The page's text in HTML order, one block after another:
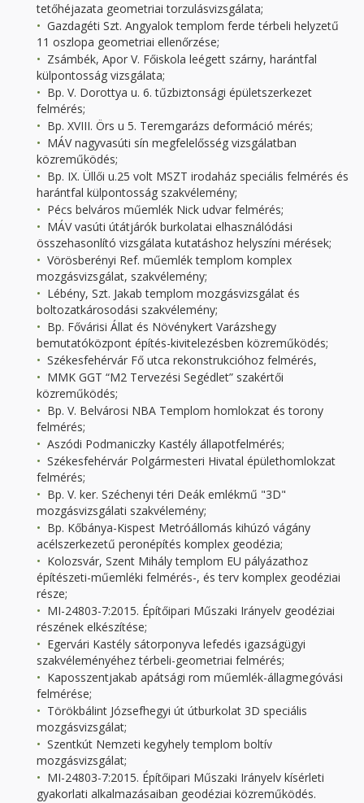
tetőhéjazata geometriai torzulásvizsgálata;
Gazdagéti Szt. Angyalok templom ferde térbeli helyzetű
11 oszlopa geometriai ellenőrzése;
Zsámbék, Apor V. Főiskola leégett szárny, harántfal
külpontosság vizsgálata;
Bp. V. Dorottya u. 6. tűzbiztonsági épületszerkezet
felmérés;
Bp. XVIII. Örs u 5. Teremgarázs deformáció mérés;
MÁV nagyvasúti sín megfelelősség vizsgálatban
közreműködés;
Bp. IX. Üllői u.25 volt MSZT irodaház speciális felmérés és
harántfal külpontosság szakvélemény;
Pécs belváros műemlék Nick udvar felmérés;
MÁV vasúti útátjárók burkolatai elhasználódási
összehasonlító vizsgálata kutatáshoz helyszíni mérések;
Vörösberényi Ref. műemlék templom komplex
mozgásvizsgálat, szakvélemény;
Lébény, Szt. Jakab templom mozgásvizsgálat és
boltozatkárosodási szakvélemény;
Bp. Fővárisi Állat és Növénykert Varázshegy
bemutatóközpont építés-kivitelezésben közreműködés;
Székesfehérvár Fő utca rekonstrukcióhoz felmérés,
MMK GGT “M2 Tervezési Segédlet” szakértői
közreműködés;
Bp. V. Belvárosi NBA Templom homlokzat és torony
felmérés;
Aszódi Podmaniczky Kastély állapotfelmérés;
Székesfehérvár Polgármesteri Hivatal épülethomlokzat
felmérés;
Bp. V. ker. Széchenyi téri Deák emlékmű "3D"
mozgásvizsgálati szakvélemény;
Bp. Kőbánya-Kispest Metróállomás kihúzó vágány
acélszerkezetű peronépítés komplex geodézia;
Kolozsvár, Szent Mihály templom EU pályázathoz
építészeti-műemléki felmérés-, és terv komplex geodéziai
része;
MI-24803-7:2015. Építőipari Műszaki Irányelv geodéziai
részének elkészítése;
Egervári Kastély sátorponyva lefedés igazságügyi
szakvéleményéhez térbeli-geometriai felmérés;
Kaposszentjakab apátsági rom műemlék-állagmegóvási
felmérése;
Törökbálint Józsefhegyi út útburkolat 3D speciális
mozgásvizsgálat;
Szentkút Nemzeti kegyhely templom boltív
mozgásvizsgálat;
MI-24803-7:2015. Építőipari Műszaki Irányelv kísérleti
gyakorlati alkalmazásaiban geodéziai közreműködés.